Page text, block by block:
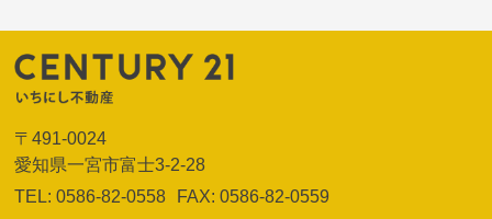
〒491-0024
愛知県一宮市富士3-2-28
TEL: 0586-82-0558
FAX: 0586-82-0559